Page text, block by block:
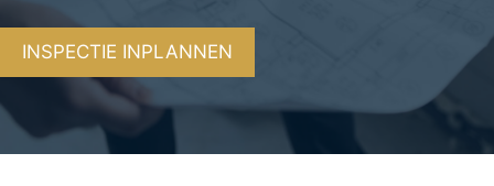
INSPECTIE INPLANNEN